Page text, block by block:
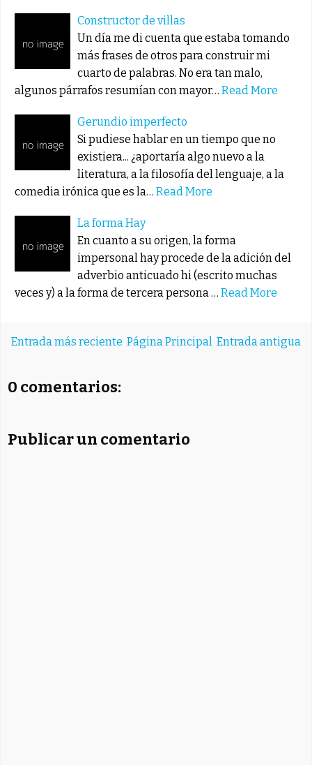
Constructor de villas
Un día me di cuenta que estaba tomando
más frases de otros para construir mi
cuarto de palabras. No era tan malo,
algunos párrafos resumían con mayor… Read More
Gerundio imperfecto
Si pudiese hablar en un tiempo que no
existiera... ¿aportaría algo nuevo a la
literatura, a la filosofía del lenguaje, a la
comedia irónica que es la… Read More
La forma Hay
En cuanto a su origen, la forma
impersonal hay procede de la adición del
adverbio anticuado hi (escrito muchas
veces y) a la forma de tercera persona … Read More
Entrada más reciente Entrada antigua
Página Principal
0 comentarios:
Publicar un comentario